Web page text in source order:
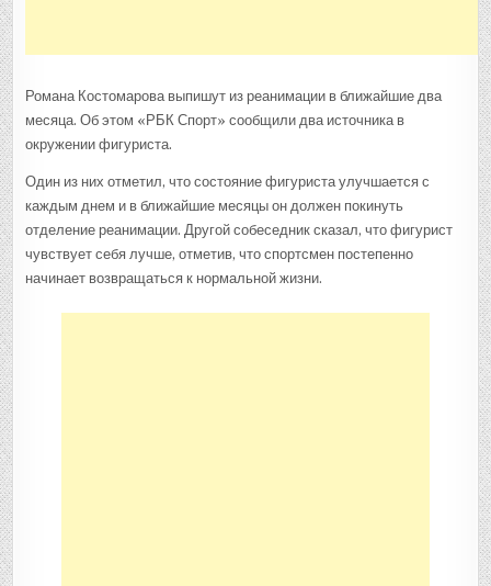
Романа Костомарова выпишут из реанимации в ближайшие два
месяца. Об этом «РБК Спорт» сообщили два источника в
окружении фигуриста.
Один из них отметил, что состояние фигуриста улучшается с
каждым днем и в ближайшие месяцы он должен покинуть
отделение реанимации. Другой собеседник сказал, что фигурист
чувствует себя лучше, отметив, что спортсмен постепенно
начинает возвращаться к нормальной жизни.